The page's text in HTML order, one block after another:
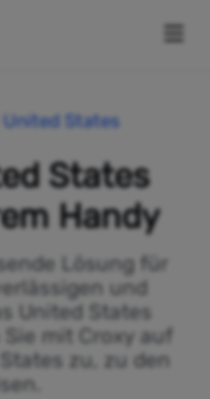
United States
States
Handy
Lösung für
und
United States
mit Croxy auf
zu, zu den